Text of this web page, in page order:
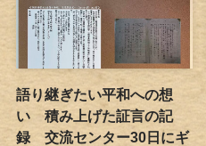
語り継ぎたい平和への想
い 積み上げた証言の記
録 交流センター30日にギ